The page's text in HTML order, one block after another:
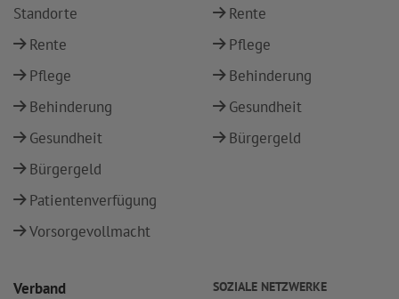
Standorte
Rente
Pflege
Behinderung
Gesundheit
Bürgergeld
Patientenverfügung
Vorsorgevollmacht
Rente
Pflege
Behinderung
Gesundheit
Bürgergeld
Verband
SOZIALE NETZWERKE